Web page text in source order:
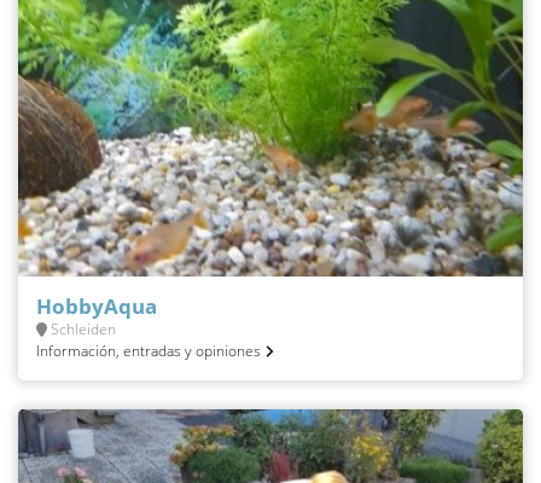
HobbyAqua
Schleiden
Información, entradas y opiniones